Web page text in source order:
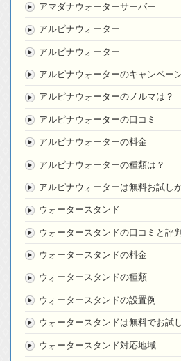
アマダナウォーターサーバー
アルピナウォーター
アルピナウォーター
アルピナウォーターのキャンペー
アルピナウォーターのノルマは？
アルピナウォーターの口コミ
アルピナウォーターの料金
アルピナウォーターの種類は？
アルピナウォーターは無料お試し
ウォータースタンド
ウォータースタンドの口コミと評
ウォータースタンドの料金
ウォータースタンドの種類
ウォータースタンドの設置例
ウォータースタンドは無料でお試
ウォータースタンド対応地域